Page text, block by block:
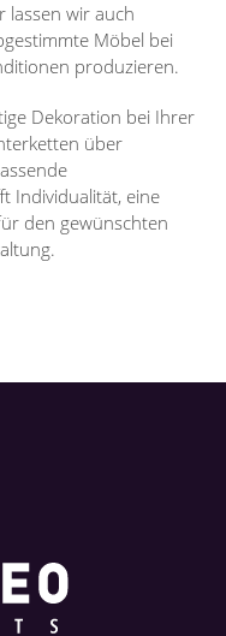
lassen wir auch
Möbel bei
produzieren.
Dekoration bei Ihrer
über
Individualität, eine
den gewünschten